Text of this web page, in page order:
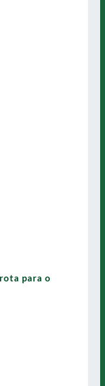
para o